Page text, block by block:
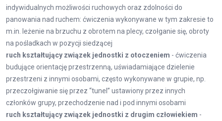
indywidualnych możliwości ruchowych oraz zdolności do
panowania nad ruchem: ćwiczenia wykonywane w tym zakresie to
m.in. leżenie na brzuchu z obrotem na plecy, czołganie się, obroty
na pośladkach w pozycji siedzącej
ruch kształtujący związek jednostki z otoczeniem - ćwiczenia
budujące orientację przestrzenną, uświadamiające dzielenie
przestrzeni z innymi osobami, często wykonywane w grupie, np.
przeczołgiwanie się przez “tunel” ustawiony przez innych
członków grupy, przechodzenie nad i pod innymi osobami
ruch kształtujący związek jednostki z drugim człowiekiem -